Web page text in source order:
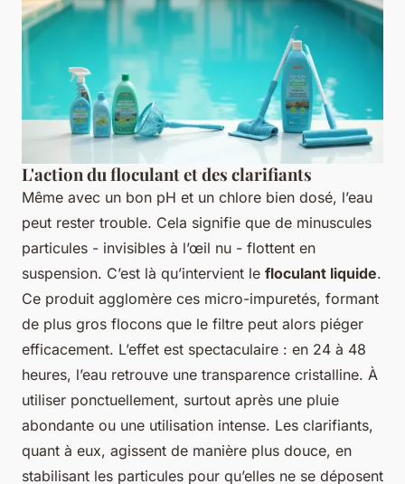
L'action du floculant et des clarifiants
Même avec un bon pH et un chlore bien dosé, l’eau
peut rester trouble. Cela signifie que de minuscules
particules - invisibles à l’œil nu - flottent en
suspension. C’est là qu’intervient le floculant liquide.
Ce produit agglomère ces micro-impuretés, formant
de plus gros flocons que le filtre peut alors piéger
efficacement. L’effet est spectaculaire : en 24 à 48
heures, l’eau retrouve une transparence cristalline. À
utiliser ponctuellement, surtout après une pluie
abondante ou une utilisation intense. Les clarifiants,
quant à eux, agissent de manière plus douce, en
stabilisant les particules pour qu’elles ne se déposent